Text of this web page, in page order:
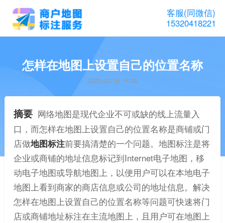
客服(同微信)
15320418221
怎样在地图上设置自己的位置名称
2023-03-16 15:00
摘要 网络地图是现代企业不可或缺的线上流量入
口，而怎样在地图上设置自己的位置名称是商铺或门
店做地图标注前要搞清楚的一个问题。地图标注是将
企业或商铺的地址信息标记到Internet电子地图，移
动电子地图或导航地图上，以便用户可以在本地电子
地图上看到商家的商店信息或公司的地址信息。解决
怎样在地图上设置自己的位置名称等问题可快速将门
店或商铺地址标注在主流地图上，且用户可在地图上